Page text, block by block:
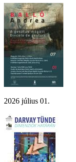
2026 július 01.